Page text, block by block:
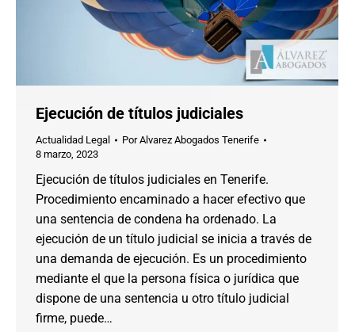
Ejecución de títulos judiciales
Actualidad Legal PorAlvarez Abogados Tenerife
8 marzo, 2023
Ejecución de títulos judiciales en Tenerife.
Procedimiento encaminado a hacer efectivo que
una sentencia de condena ha ordenado. La
ejecución de un título judicial se inicia a través de
una demanda de ejecución. Es un procedimiento
mediante el que la persona física o jurídica que
dispone de una sentencia u otro título judicial
firme, puede…